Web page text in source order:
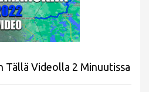
Tällä Videolla 2 Minuutissa